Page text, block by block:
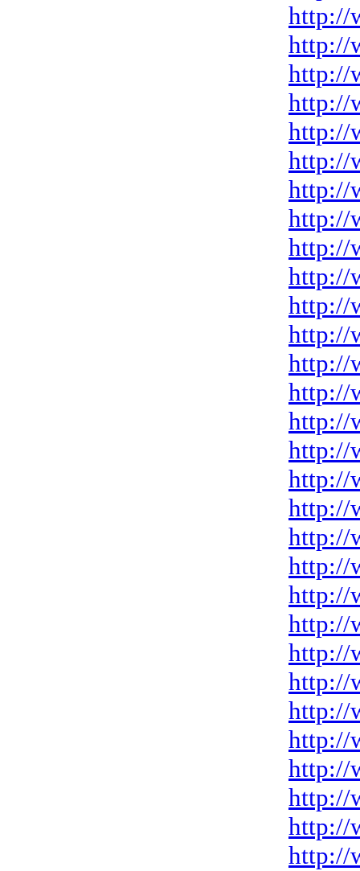
http://
http://
http://
http://
http://
http://
http://
http://
http://
http://
http://
http://
http://
http://
http://
http://
http://
http://
http://
http://
http://
http://
http://
http://
http://
http://
http://
http://
http://
http://